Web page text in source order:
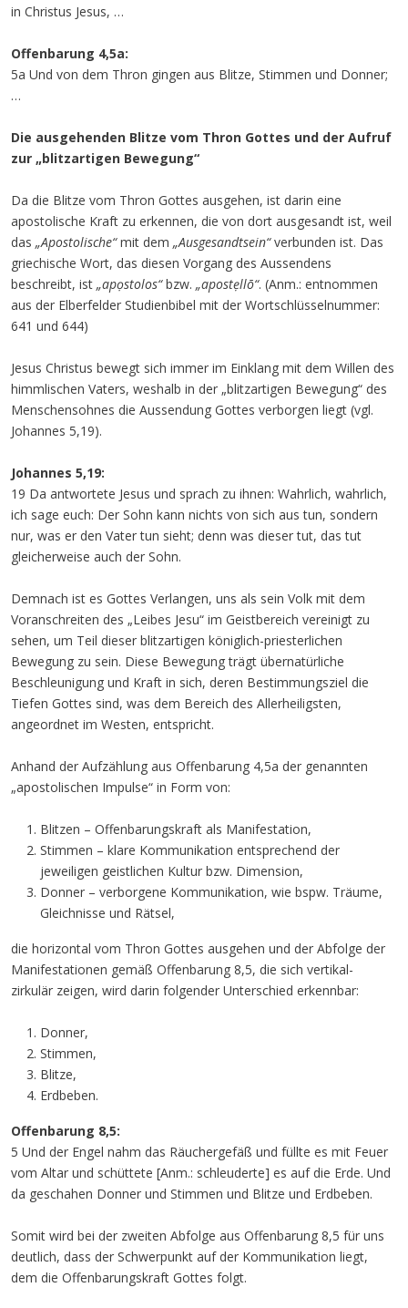
in Christus Jesus, …
Offenbarung 4,5a:
5a Und von dem Thron gingen aus Blitze, Stimmen und Donner;
…
Die ausgehenden Blitze vom Thron Gottes und der Aufruf
zur „blitzartigen Bewegung“
Da die Blitze vom Thron Gottes ausgehen, ist darin eine
apostolische Kraft zu erkennen, die von dort ausgesandt ist, weil
das „Apostolische“mit dem „Ausgesandtsein“verbunden ist. Das
griechische Wort, das diesen Vorgang des Aussendens
beschreibt, ist „apọstolos“bzw. „apostẹllō“. (Anm.: entnommen
aus der Elberfelder Studienbibel mit der Wortschlüsselnummer:
641 und 644)
Jesus Christus bewegt sich immer im Einklang mit dem Willen des
himmlischen Vaters, weshalb in der „blitzartigen Bewegung“ des
Menschensohnes die Aussendung Gottes verborgen liegt (vgl.
Johannes 5,19).
Johannes 5,19:
19 Da antwortete Jesus und sprach zu ihnen: Wahrlich, wahrlich,
ich sage euch: Der Sohn kann nichts von sich aus tun, sondern
nur, was er den Vater tun sieht; denn was dieser tut, das tut
gleicherweise auch der Sohn.
Demnach ist es Gottes Verlangen, uns als sein Volk mit dem
Voranschreiten des „Leibes Jesu“ im Geistbereich vereinigt zu
sehen, um Teil dieser blitzartigen königlich-priesterlichen
Bewegung zu sein. Diese Bewegung trägt übernatürliche
Beschleunigung und Kraft in sich, deren Bestimmungsziel die
Tiefen Gottes sind, was dem Bereich des Allerheiligsten,
angeordnet im Westen, entspricht.
Anhand der Aufzählung aus Offenbarung 4,5a der genannten
„apostolischen Impulse“ in Form von:
Blitzen – Offenbarungskraft als Manifestation,
Stimmen – klare Kommunikation entsprechend der
jeweiligen geistlichen Kultur bzw. Dimension,
Donner – verborgene Kommunikation, wie bspw. Träume,
Gleichnisse und Rätsel,
die horizontal vom Thron Gottes ausgehen und der Abfolge der
Manifestationen gemäß Offenbarung 8,5, die sich vertikal-
zirkulär zeigen, wird darin folgender Unterschied erkennbar:
Donner,
Stimmen,
Blitze,
Erdbeben.
Offenbarung 8,5:
5 Und der Engel nahm das Räuchergefäß und füllte es mit Feuer
vom Altar und schüttete [Anm.: schleuderte] es auf die Erde. Und
da geschahen Donner und Stimmen und Blitze und Erdbeben.
Somit wird bei der zweiten Abfolge aus Offenbarung 8,5 für uns
deutlich, dass der Schwerpunkt auf der Kommunikation liegt,
dem die Offenbarungskraft Gottes folgt.